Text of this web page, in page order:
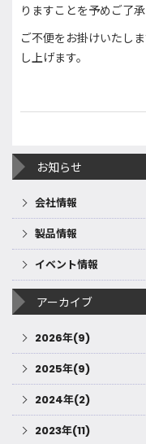
りますことを予めご了承
ご不便をお掛けいたし
し上げます。
お知らせ
会社情報
製品情報
イベント情報
アーカイブ
2026年(9)
2025年(9)
2024年(2)
2023年(11)